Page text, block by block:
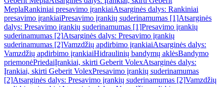
MeplaRankiniai presavimo įrankiaiAtsarginės dalys: Rankiniai
presavimo įrankiaiPresavimo įrankių suderinamumas [1]Atsarginės
dalys: Presavimo įrankių suderinamumas [1]Presavimo įrankių
suderinamumas [2]Atsarginės dalys: Presavimo įrankių
suderinamumas [2]Vamzdžių apdirbimo įrankiaiAtsarginės dalys:
Vamzdžių apdirbimo įrankiaiHidraulinių bandymų aklėsBandymo
priemonėPriedaiĮrankiai, skirti Geberit VolexAtsarginės dalys:
Įrankiai, skirti Geberit VolexPresavimo įrankių suderinamumas
[2]Atsarginės dalys: Presavimo įrankių suderinamumas [2]Vamzdžių